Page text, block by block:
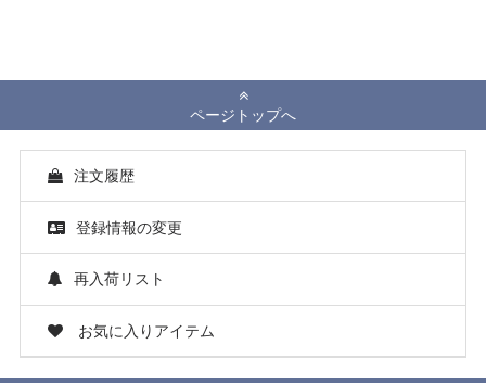
ページトップへ
注文履歴
登録情報の変更
再入荷リスト
お気に入りアイテム